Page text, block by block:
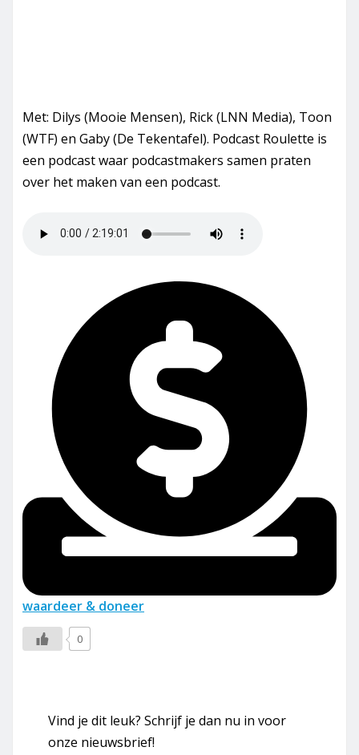
Met: Dilys (Mooie Mensen), Rick (LNN Media), Toon
(WTF) en Gaby (De Tekentafel). Podcast Roulette is
een podcast waar podcastmakers samen praten
over het maken van een podcast.
waardeer & doneer
0
Vind je dit leuk? Schrijf je dan nu in voor
onze nieuwsbrief!